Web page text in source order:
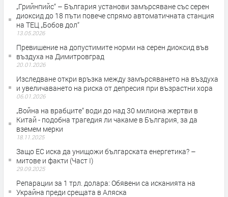
„Грийнпийс“ – България установи замърсяване със серен
диоксид до 18 пъти повече спрямо автоматичната станция
на ТЕЦ „Бобов дол“
13.05.2026
Превишение на допустимите норми на серен диоксид във
въздуха на Димитровград
20.01.2026
Изследване откри връзка между замърсяването на въздуха
и увеличаването на риска от депресия при възрастни хора
06.01.2026
„Война на врабците“ води до над 30 милиона жертви в
Китай - подобна трагедия ли чакаме в България, за да
вземем мерки
18.11.2025
Защо ЕС иска да унищожи българската енергетика? –
митове и факти (Част I)
29.09.2025
Репарации за 1 трл. долара: Обявени са исканията на
Украйна преди срещата в Аляска